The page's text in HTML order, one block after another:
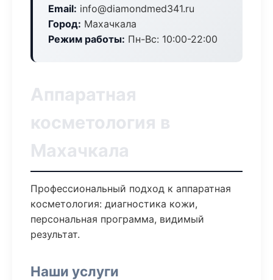
Email: info@diamondmed341.ru
Город: Махачкала
Режим работы: Пн-Вс: 10:00-22:00
Аппаратная
косметология в
Махачкала
Профессиональный подход к аппаратная
косметология: диагностика кожи,
персональная программа, видимый
результат.
Наши услуги